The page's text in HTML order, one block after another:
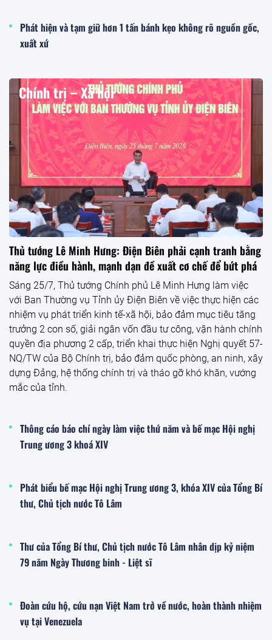
trong việc ứng dụng công nghệ số, tem chống hàng giả và
mã QR truy xuất nguồn gốc vào hoạt động đấu giá tài sản,
Verasunshine đón nhận 2 danh hiệu, khẳng định hướng phát
triển bền vững
TỪ ĐƯỜNG RUỘT ĐẾN KHỚP: NHỮNG LIÊN HỆ ÍT ĐƯỢC CHÚ Ý
TẠI Hội nghị Khoa học thường niên lần thứ 31 Hội Tiêu hóa Hà
Nội
BỆNH TRĨ NGÀY CÀNG PHỔ BIẾN: CHUYÊN GIA NÓI GÌ TẠI Hội
nghị Khoa học thường niên lần thứ 31 Hội Tiêu hóa Hà Nội
Bộ Công an khởi công xây dựng Sân vận động PVF
Tin nóng
Kiểm tra điểm chứa trữ gần 9.000 lít rượu vi phạm tại Hà
Đoàn kiểm tra Phòng Nghiệp vụ Quản lý thị trường (QLTT),
Cục Quản lý và Phát triển thị trường trong nước vừa phát
hiện gần 9.000 lít rượu có dấu hiệu vi phạm tại một điểm
theo quy định.